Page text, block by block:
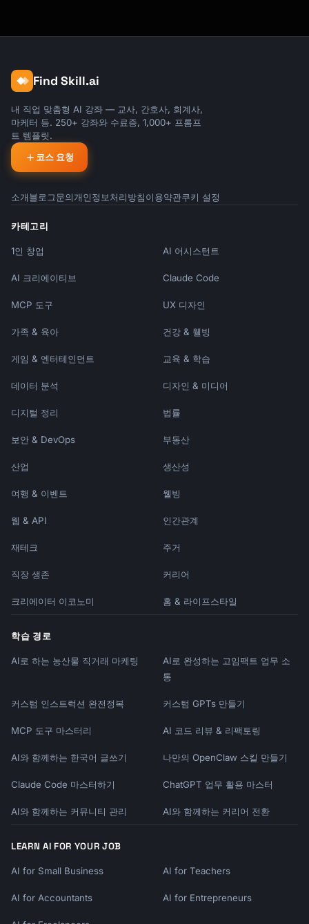
Find Skill.ai
내 직업 맞춤형 AI 강좌 — 교사, 간호사, 회계사,
마케터 등. 250+ 강좌와 수료증, 1,000+ 프롬프
트 템플릿.
코스 요청
소개블로그문의개인정보처리방침이용약관쿠키 설정
카테고리
1인 창업 AI 어시스턴트
AI 크리에이티브 Claude Code
MCP 도구 UX 디자인
가족 & 육아 건강 & 웰빙
게임 & 엔터테인먼트 교육 & 학습
데이터 분석 디자인 & 미디어
디지털 정리 법률
보안 & DevOps 부동산
산업 생산성
여행 & 이벤트 웰빙
웹 & API 인간관계
재테크 주거
직장 생존 커리어
크리에이터 이코노미 홈 & 라이프스타일
학습 경로
AI로 하는 농산물 직거래 마케팅
AI로 완성하는 고임팩트 업무 소
통
커스텀 인스트럭션 완전정복 커스텀 GPTs 만들기
MCP 도구 마스터리 AI 코드 리뷰 & 리팩토링
AI와 함께하는 한국어 글쓰기 나만의 OpenClaw 스킬 만들기
Claude Code 마스터하기 ChatGPT 업무 활용 마스터
AI와 함께하는 커뮤니티 관리 AI와 함께하는 커리어 전환
LEARN AI FOR YOUR JOB
AI for Small Business AI for Teachers
AI for Accountants AI for Entrepreneurs